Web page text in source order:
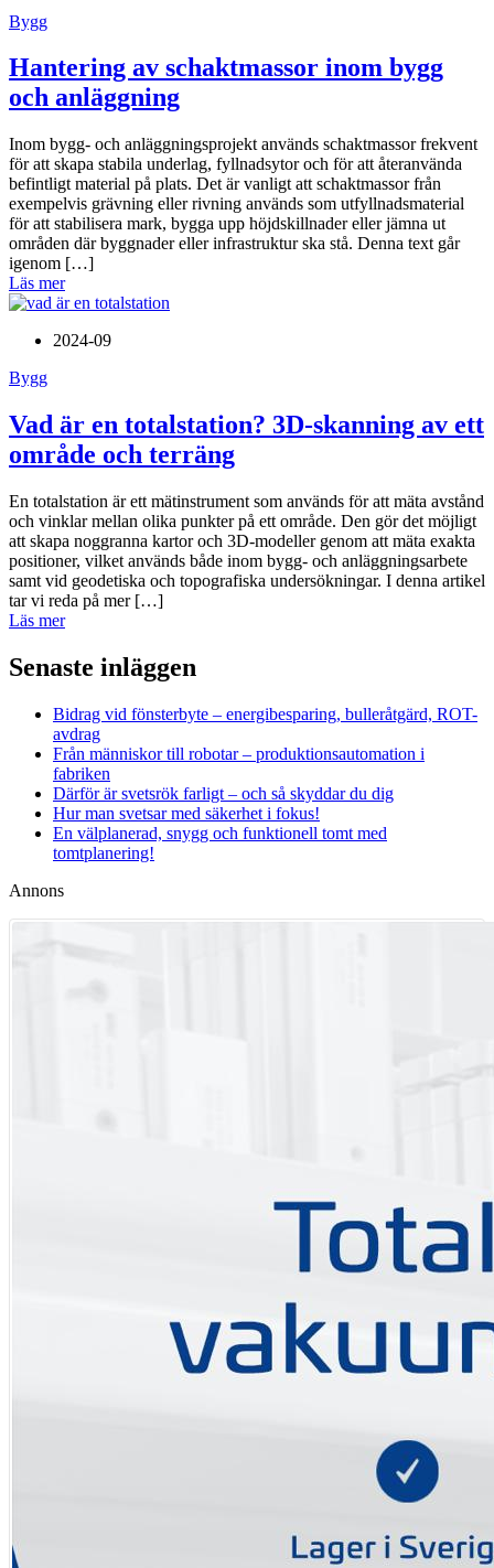
Bygg
Hantering av schaktmassor inom bygg
och anläggning
Inom bygg- och anläggningsprojekt används schaktmassor frekvent
för att skapa stabila underlag, fyllnadsytor och för att återanvända
befintligt material på plats. Det är vanligt att schaktmassor från
exempelvis grävning eller rivning används som utfyllnadsmaterial
för att stabilisera mark, bygga upp höjdskillnader eller jämna ut
områden där byggnader eller infrastruktur ska stå. Denna text går
igenom […]
Läs mer
2024-09
Bygg
Vad är en totalstation? 3D-skanning av ett
område och terräng
En totalstation är ett mätinstrument som används för att mäta avstånd
och vinklar mellan olika punkter på ett område. Den gör det möjligt
att skapa noggranna kartor och 3D-modeller genom att mäta exakta
positioner, vilket används både inom bygg- och anläggningsarbete
samt vid geodetiska och topografiska undersökningar. I denna artikel
tar vi reda på mer […]
Läs mer
Senaste inläggen
Bidrag vid fönsterbyte – energibesparing, bulleråtgärd, ROT-
avdrag
Från människor till robotar – produktionsautomation i
fabriken
Därför är svetsrök farligt – och så skyddar du dig
Hur man svetsar med säkerhet i fokus!
En välplanerad, snygg och funktionell tomt med
tomtplanering!
Annons